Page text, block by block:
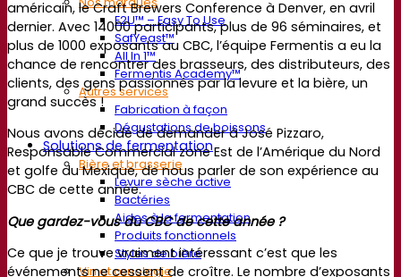
E2U™ – Easy To Use
SafYeast™
All In 1™
Fermentis Academy™
Autres services
Fabrication à façon
Dégustations de boissons
Solutions de fermentation
Bière et brasserie
Levure sèche active
Bactéries
Aides à la fermentation
Produits fonctionnels
Styles de bière
Vin et œnologie
américain, le Craft Brewers Conference à Denver, en avril
dernier. Avec 14000 participants, plus de 96 séminaires, et
plus de 1000 exposants au CBC, l’équipe Fermentis a eu la
chance de rencontrer des brasseurs, des distributeurs, des
clients, des gens passionnés par la levure et la bière, un
grand succès !
Nous avons décidé de demander à José Pizzaro,
Responsable Commercial zone Est de l’Amérique du Nord
et golfe du Mexique, de nous parler de son expérience au
CBC de cette année.
Que gardez-vous du CBC de cette année ?
Ce que je trouve vraiment intéressant c’est que les
événements ne cessent de croître. Le nombre d’exposants